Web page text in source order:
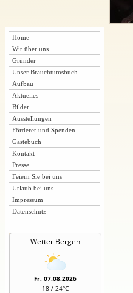
Home
Wir über uns
Gründer
Unser Brauchtumsbuch
Aufbau
Aktuelles
Bilder
Ausstellungen
Förderer und Spenden
Gästebuch
Kontakt
Presse
Feiern Sie bei uns
Urlaub bei uns
Impressum
Datenschutz
Wetter Bergen
Fr, 07.08.2026
18 / 24°C